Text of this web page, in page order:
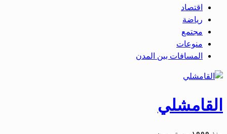
اقتصاد
رياضة
مجتمع
منوعات
المسافات بين المدن
القامشلي